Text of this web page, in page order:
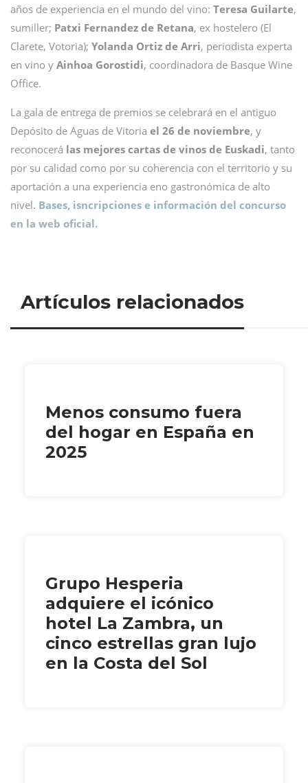
años de experiencia en el mundo del vino: Teresa Guilarte,
sumiller; Patxi Fernandez de Retana, ex hostelero (El
Clarete, Votoria); Yolanda Ortiz de Arri, periodista experta
en vino y Ainhoa Gorostidi, coordinadora de Basque Wine
Office.
La gala de entrega de premios se celebrará en el antiguo
Depósito de Aguas de Vitoria el 26 de noviembre, y
reconocerá las mejores cartas de vinos de Euskadi, tanto
por su calidad como por su coherencia con el territorio y su
aportación a una experiencia eno gastronómica de alto
nivel. Bases, isncripciones e información del concurso
en la web oficial.
Artículos relacionados
Menos consumo fuera
del hogar en España en
2025
Grupo Hesperia
adquiere el icónico
hotel La Zambra, un
cinco estrellas gran lujo
en la Costa del Sol